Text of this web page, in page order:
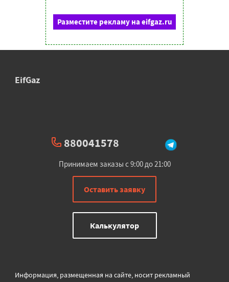
Разместите рекламу на eifgaz.ru
EifGaz
880041578
Принимаем заказы с 9:00 до 21:00
Оставить заявку
Калькулятор
Информация, размещенная на сайте, носит рекламный